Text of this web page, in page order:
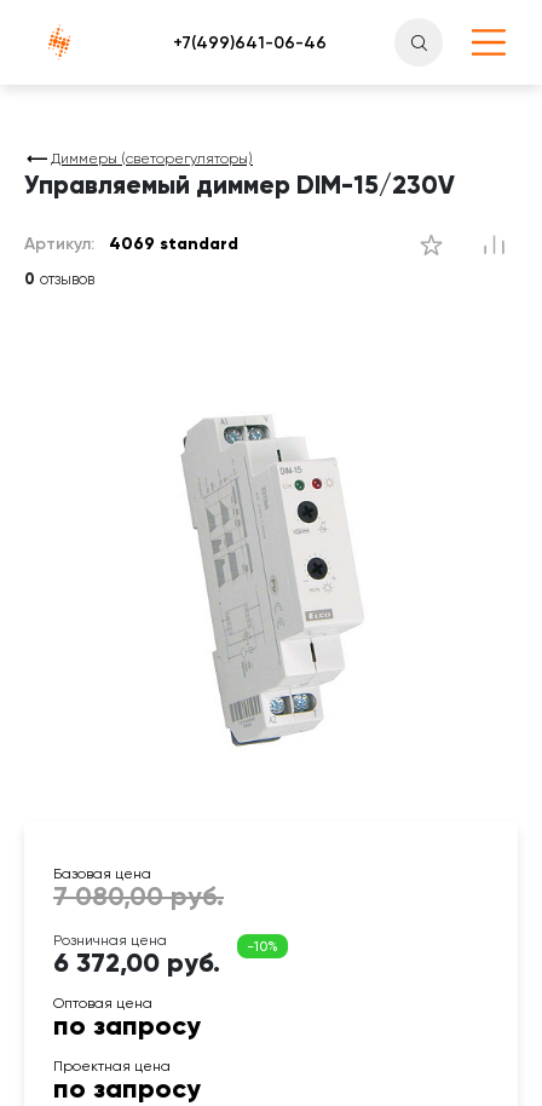
Атлантснаб
Диммеры (светорегуляторы)
Управляемый диммер DIM-15/230V
Артикул: 4069 standard
6 372,00 руб.
по запросу
по запросу